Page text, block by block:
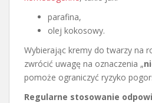
parafina,
olej kokosowy.
Wybierając kremy do twarzy na
zwrócić uwagę na oznaczenia „
pomoże ograniczyć ryzyko
Regularne stosowanie